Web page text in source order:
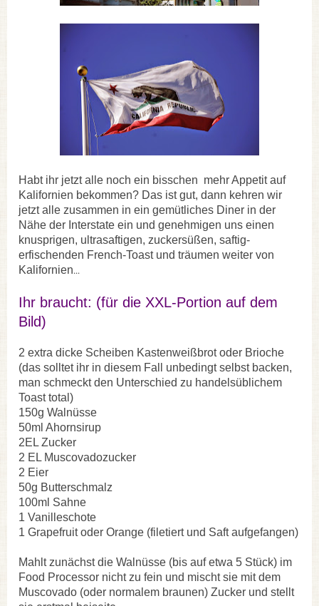
Habt ihr jetzt alle noch ein bisschen mehr Appetit auf
Kalifornien bekommen? Das ist gut, dann kehren wir
jetzt alle zusammen in ein gemütliches Diner in der
Nähe der Interstate ein und genehmigen uns einen
knusprigen, ultrasaftigen, zuckersüßen, saftig-
erfischenden French-Toast und träumen weiter von
Kalifornien
Ihr braucht: (für die XXL-Portion auf dem
Bild)
2 extra dicke Scheiben Kastenweißbrot oder Brioche
(das solltet ihr in diesem Fall unbedingt selbst backen,
man schmeckt den Unterschied zu handelsüblichem
Toast total)
150g Walnüsse
50ml Ahornsirup
2EL Zucker
2 EL Muscovadozucker
2 Eier
50g Butterschmalz
100ml Sahne
1 Vanilleschote
1 Grapefruit oder Orange (filetiert und Saft aufgefangen)
Mahlt zunächst die Walnüsse (bis auf etwa 5 Stück) im
Food Processor nicht zu fein und mischt sie mit dem
Muscovado (oder normalem braunen) Zucker und stellt